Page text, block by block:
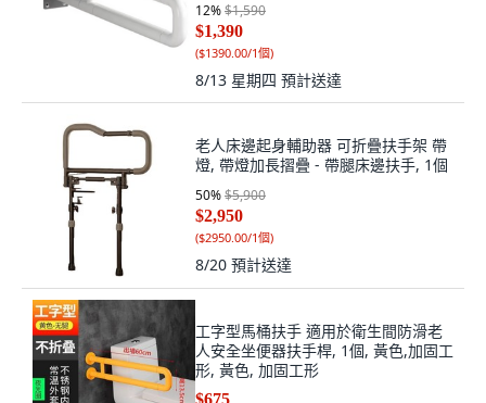
12%$1,590
$1,390
($1390.00/1個)
8/13 星期四 預計送達
老人床邊起身輔助器 可折疊扶手架 帶
燈, 帶燈加長摺疊 - 帶腿床邊扶手, 1個
50%$5,900
$2,950
($2950.00/1個)
8/20 預計送達
工字型馬桶扶手 適用於衛生間防滑老
人安全坐便器扶手桿, 1個, 黃色,加固工
形, 黃色, 加固工形
$675